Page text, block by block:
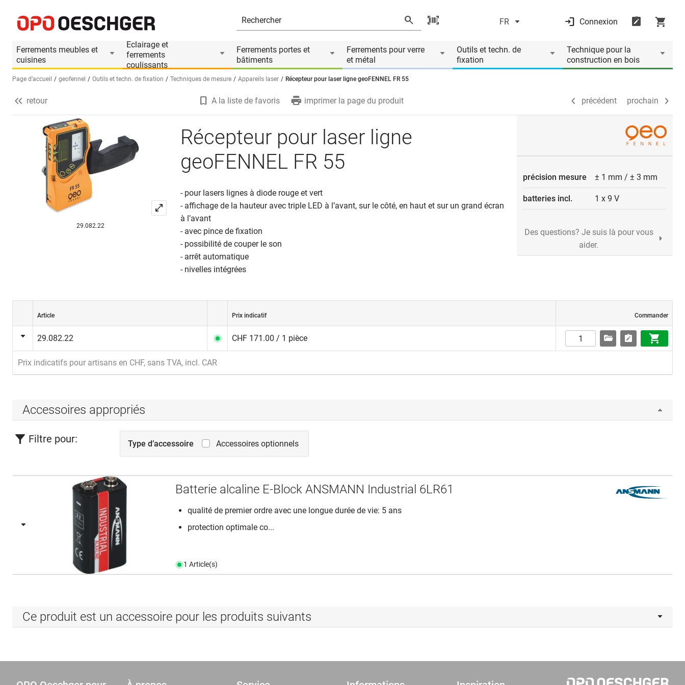
FR Connexion
Ferrements meubles et
cuisines
Eclairage et
ferrements
coulissants
Ferrements portes et
bâtiments
Ferrements pour verre
et métal
Outils et techn. de
fixation
Technique pour la
construction en bois
Sélectionnez une langue (FR)
Page d’accueil geofennel Outils et techn. de fixation Techniques de mesure Appareils laser Récepteur pour laser ligne geoFENNEL FR 55
Informations produit
Accessoires appropriés Le produit est accessoire de précédent prochain
retour A la liste de favoris imprimer la page du produit précédent prochain
29.082.22
Récepteur pour laser ligne
geoFENNEL FR 55
- pour lasers lignes à diode rouge et vert
- affichage de la hauteur avec triple LED à l’avant, sur le côté, en haut et sur un grand écran
à l’avant
- avec pince de fixation
- possibilité de couper le son
- arrêt automatique
- nivelles intégrées
précision mesure ± 1 mm / ± 3 mm
batteries incl. 1 x 9 V
Des questions? Je suis là pour vous
aider.
Article Prix indicatif Commander
29.082.22 CHF 171.00 / 1 pièce
Prix indicatifs pour artisans en CHF, sans TVA, incl. CAR
Accessoires appropriés
Filtre pour: Type d’accessoire Accessoires optionnels
Batterie alcaline E-Block ANSMANN Industrial 6LR61
qualité de premier ordre avec une longue durée de vie: 5 ans
protection optimale co...
1 Article(s)
Ce produit est un accessoire pour les produits suivants